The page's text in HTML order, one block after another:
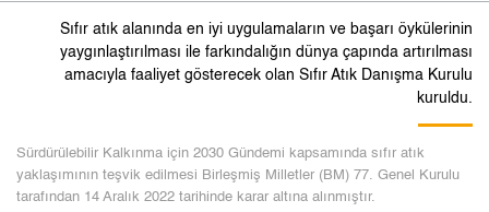
Sıfır atık alanında en iyi uygulamaların ve başarı öykülerinin
yaygınlaştırılması ile farkındalığın dünya çapında artırılması
amacıyla faaliyet gösterecek olan Sıfır Atık Danışma Kurulu
kuruldu.
Sürdürülebilir Kalkınma için 2030 Gündemi kapsamında sıfır atık
yaklaşımının teşvik edilmesi Birleşmiş Milletler (BM) 77. Genel Kurulu
tarafından 14 Aralık 2022 tarihinde karar altına alınmıştır.